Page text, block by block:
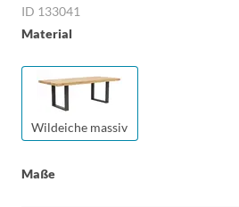
ID 133041
Material
Wildeiche massiv
Maße